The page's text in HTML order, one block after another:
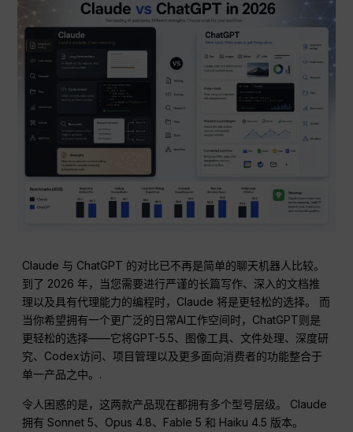
Claude 与 ChatGPT 的对比已不再是简单的聊天机器人比较。
到了 2026 年，当您需要进行严谨的长篇写作、深入的文档推
理以及具有代理能力的编程时，Claude 将是更轻松的选择。 而
当你希望拥有一个更广泛的日常AI工作空间时，ChatGPT则是
更轻松的选择——它将GPT-5.5、图像工具、文件处理、深度研
究、Codex访问、项目管理以及更多面向消费者的功能整合于
单一产品之中。.
令人困惑的是，这两款产品现在都拥有多个型号层级。 Claude
拥有 Sonnet 5、Opus 4.8、Fable 5 和 Haiku 4.5 版本。